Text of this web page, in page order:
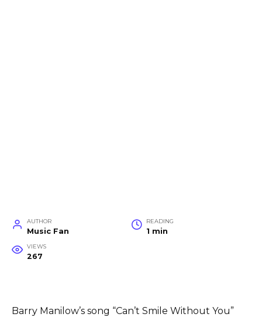
AUTHOR
Music Fan
READING
1 min
VIEWS
267
Barry Manilow’s song “Can’t Smile Without You”